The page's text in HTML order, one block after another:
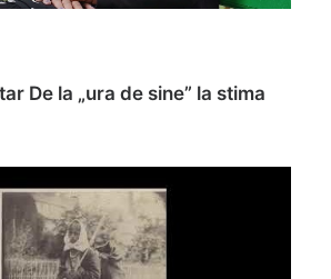
De la „ura de sine” la stima